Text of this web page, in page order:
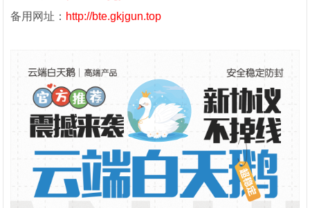
备用网址： http://bte.gkjgun.top